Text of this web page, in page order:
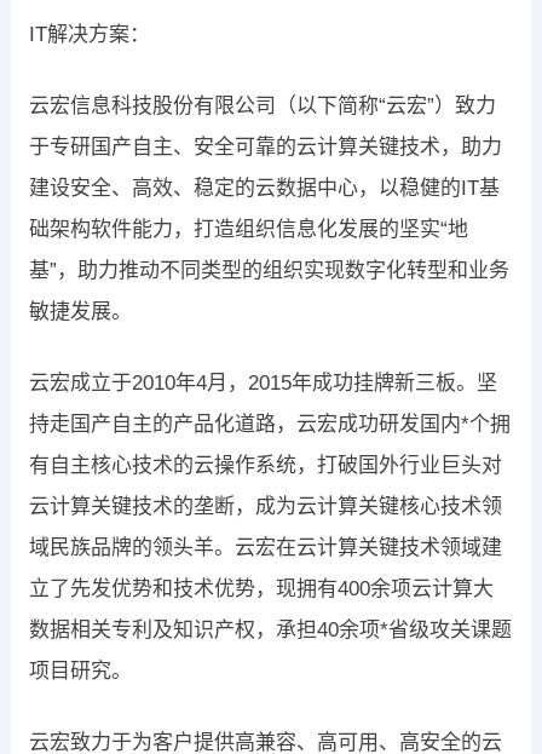
IT解决方案：
云宏信息科技股份有限公司（以下简称“云宏”）致力
于专研国产自主、安全可靠的云计算关键技术，助力
建设安全、高效、稳定的云数据中心，以稳健的IT基
础架构软件能力，打造组织信息化发展的坚实“地
基”，助力推动不同类型的组织实现数字化转型和业务
敏捷发展。
云宏成立于2010年4月，2015年成功挂牌新三板。坚
持走国产自主的产品化道路，云宏成功研发国内*个拥
有自主核心技术的云操作系统，打破国外行业巨头对
云计算关键技术的垄断，成为云计算关键核心技术领
域民族品牌的领头羊。云宏在云计算关键技术领域建
立了先发优势和技术优势，现拥有400余项云计算大
数据相关专利及知识产权，承担40余项*省级攻关课题
项目研究。
云宏致力于为客户提供高兼容、高可用、高安全的云